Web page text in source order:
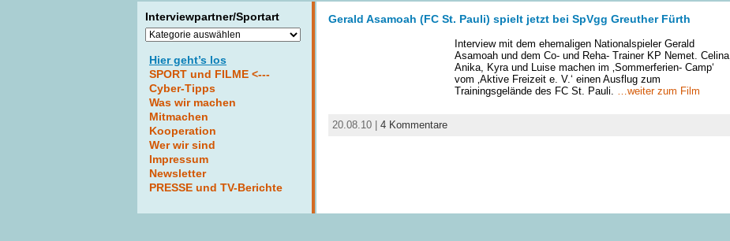
Interviewpartner/Sportart
Interviewpartner/Sportart
Hier geht’s los
SPORT und FILME <---
Cyber-Tipps
Was wir machen
Mitmachen
Kooperation
Wer wir sind
Impressum
Newsletter
PRESSE und TV-Berichte
Gerald Asamoah (FC St. Pauli) spielt jetzt bei SpVgg Greuther Fürth
Interview mit dem ehemaligen Nationalspieler Gerald
Asamoah und dem Co- und Reha- Trainer KP Nemet. Celina,
Anika, Kyra und Luise machen im ‚Sommerferien- Camp‘
vom ‚Aktive Freizeit e. V.‘ einen Ausflug zum
Trainingsgelände des FC St. Pauli.
…weiter zum Film
20.08.10 | 4 Kommentare